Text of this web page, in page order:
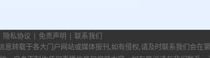
隐私协议 | 免责声明 | 联系我们
转载于各大门户网站或媒体报刊,如有侵权,请及时联系我们会在第